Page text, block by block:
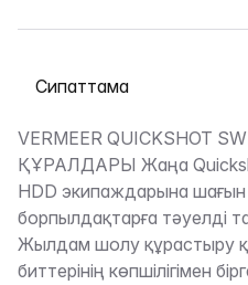
Қойындыны таңдау
Сипаттама
VERMEER QUICKSHOT
ҚҰРАЛДАРЫ Жаңа
HDD экипаждарына шағын
борпылдақтарға тәуелді
Жылдам шолу құрастыру
биттерінің көпшілігімен